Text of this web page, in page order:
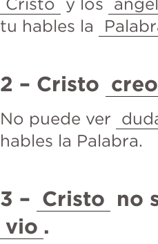
tu hables la
2 – Cristo creo
No puede ver
hables la Palabra.
3 – Cristo no
vio .